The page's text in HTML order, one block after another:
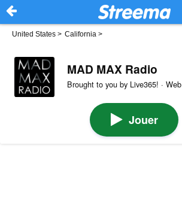
United States > California >
MAD MAX Radio
Brought to you by Live365! · Web
Jouer